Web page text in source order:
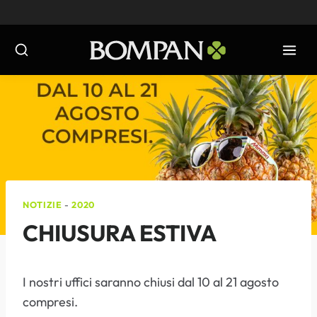
al
contenuto
NOTIZIE -2020
CHIUSURA ESTIVA
I nostri uffici saranno chiusi dal 10 al 21 agosto
compresi.